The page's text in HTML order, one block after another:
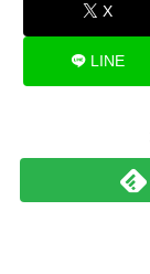
X
LINE